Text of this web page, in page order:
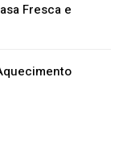
Fresca e